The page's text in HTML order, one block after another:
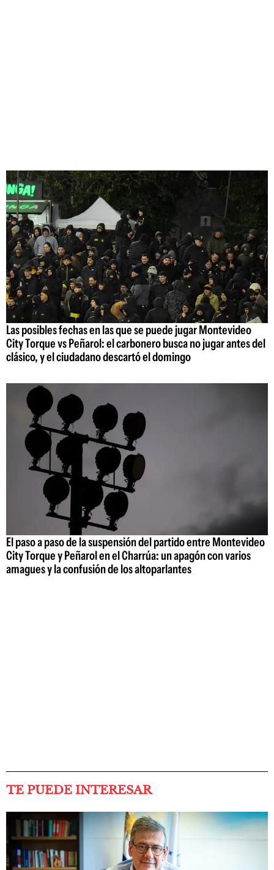
Las posibles fechas en las que se puede jugar Montevideo
City Torque vs Peñarol: el carbonero busca no jugar antes del
clásico, y el ciudadano descartó el domingo
El paso a paso de la suspensión del partido entre Montevideo
City Torque y Peñarol en el Charrúa: un apagón con varios
amagues y la confusión de los altoparlantes
TE PUEDE INTERESAR